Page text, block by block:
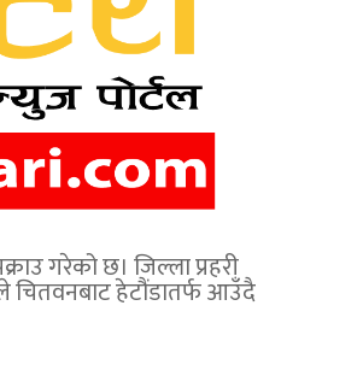
गरेको छ। जिल्ला प्रहरी
चितवनबाट हेटौंडातर्फ आउँदै